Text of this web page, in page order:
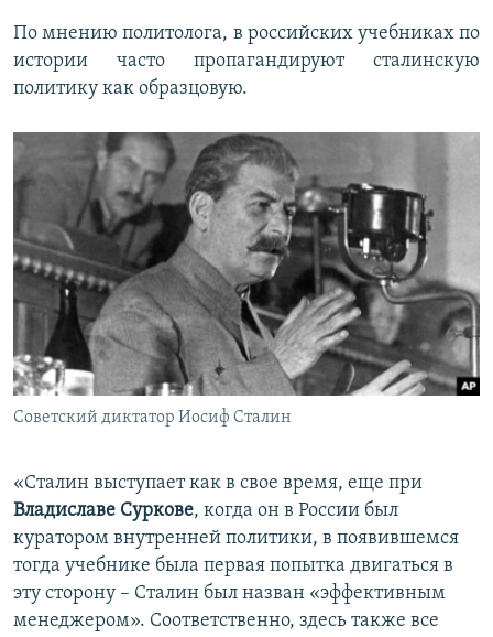
По мнению политолога, в российских учебниках по
истории часто пропагандируют сталинскую
политику как образцовую.
Советский диктатор Иосиф Сталин
«Сталин выступает как в свое время, еще при
Владиславе Суркове, когда он в России был
куратором внутренней политики, в появившемся
тогда учебнике была первая попытка двигаться в
эту сторону – Сталин был назван «эффективным
менеджером». Соответственно, здесь также все